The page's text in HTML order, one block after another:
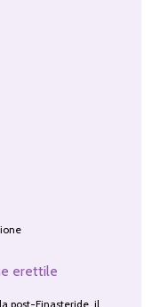
erettile
post-Finasteride, il